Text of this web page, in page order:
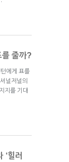
를 줄까?
에게 표를
널저널의
지를 기대
‘힐러